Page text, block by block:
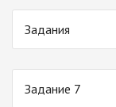
Задания
Задание 7